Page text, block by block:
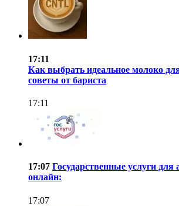
17:11
Как выбрать идеальное молоко
советы от бариста
17:11
17:07 Государственные услуги для
онлайн:
17:07